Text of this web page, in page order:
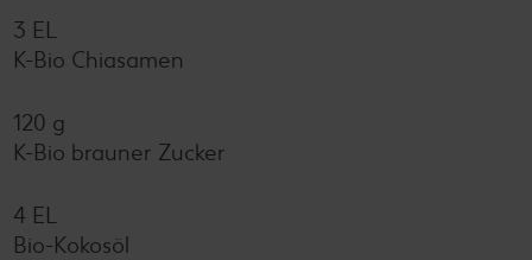
3 EL
K-Bio Chiasamen
120 g
K-Bio brauner Zucker
4 EL
Bio-Kokosöl